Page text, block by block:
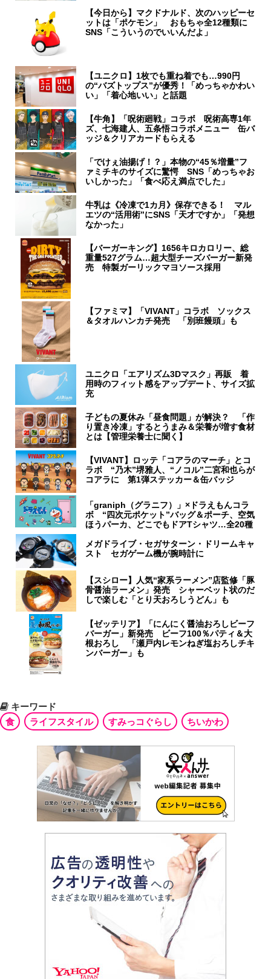
【今日から】マクドナルド、次のハッピーセ
ットは「ポケモン」 おもちゃ全12種類に
SNS「こういうのでいいんだよ」
【ユニクロ】1枚でも重ね着でも…990円
の“バズトップス”が優秀！「めっちゃかわい
い」「着心地いい」と話題
【牛角】「呪術廻戦」コラボ 呪術高専1年
ズ、七海建人、五条悟コラボメニュー 缶バ
ッジ＆クリアカードもらえる
「でけぇ油揚げ！？」本物の“45％増量”フ
ァミチキのサイズに驚愕 SNS「めっちゃお
いしかった」「食べ応え満点でした」
牛乳は《冷凍で1カ月》保存できる！ マル
エツの“活用術”にSNS「天才ですか」「発想
なかった」
【バーガーキング】1656キロカロリー、総
重量527グラム…超大型チーズバーガー新発
売 特製ガーリックマヨソース採用
【ファミマ】「VIVANT」コラボ ソックス
＆タオルハンカチ発売 「別班饅頭」も
ユニクロ「エアリズム3Dマスク」再販 着
用時のフィット感をアップデート、サイズ拡
充
子どもの夏休み「昼食問題」が解決？ 「作
り置き冷凍」するとうまみ＆栄養が増す食材
とは【管理栄養士に聞く】
【VIVANT】ロッテ「コアラのマーチ」とコ
ラボ “乃木”堺雅人、“ノコル”二宮和也らが
コアラに 第1弾ステッカー＆缶バッジ
「graniph（グラニフ）」×ドラえもんコラ
ボ “四次元ポケット”バッグ＆ポーチ、空気
ほうパーカ、どこでもドアTシャツ…全20種
メガドライブ・セガサターン・ドリームキャ
スト セガゲーム機が腕時計に
【スシロー】人気“家系ラーメン”店監修「豚
骨醤油ラーメン」発売 シャーベット状のだ
しで楽しむ「とり天おろしうどん」も
【ゼッテリア】「にんにく醤油おろしビーフ
バーガー」新発売 ビーフ100％パティ＆大
根おろし 「瀬戸内レモンねぎ塩おろしチキ
ンバーガー」も
キーワード
食
ライフスタイル すみっコぐらし ちいかわ